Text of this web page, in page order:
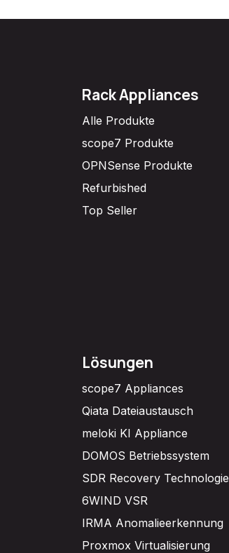
Rack Appliances
Alle Produkte
scope7 Produkte
OPNSense Produkte
Refurbished
Top Seller
Lösungen
scope7 Appliances
Qiata Dateiaustausch
meloki KI Appliance
DOMOS Betriebssystem
SDR Recovery Technologie
6WIND VSR
IRMA Anomalieerkennung
Proxmox Virtualisierung